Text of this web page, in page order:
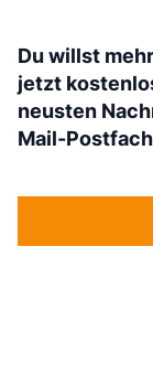
Du willst
jetzt
neusten
Mail-